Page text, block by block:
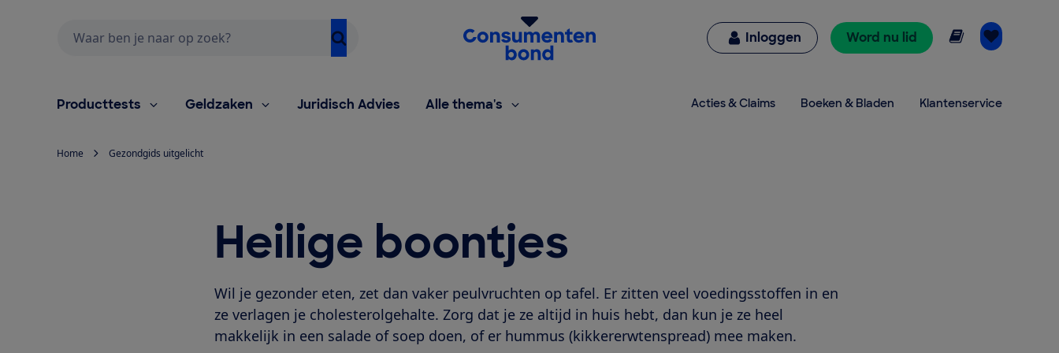
Homepage van de Consumentenbond
Inloggen Word nu lid Online lezen
Producttests Geldzaken Juridisch Advies Alle thema's Acties & Claims Boeken & Bladen Klantenservice
Home Gezondgids uitgelicht
Heilige boontjes
Wil je gezonder eten, zet dan vaker peulvruchten op tafel. Er zitten veel voedingsstoffen in en
ze verlagen je cholesterolgehalte. Zorg dat je ze altijd in huis hebt, dan kun je ze heel
makkelijk in een salade of soep doen, of er hummus (kikkererwtenspread) mee maken.